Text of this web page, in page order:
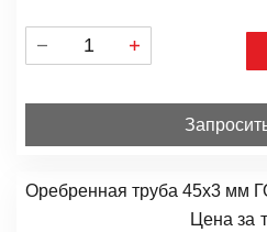
Оребренная труба 45х3 мм
Цена за